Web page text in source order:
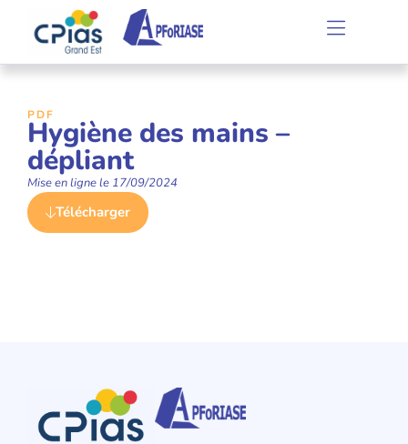
PDF
Hygiène des mains –
dépliant
Mise en ligne le 17/09/2024
Télécharger